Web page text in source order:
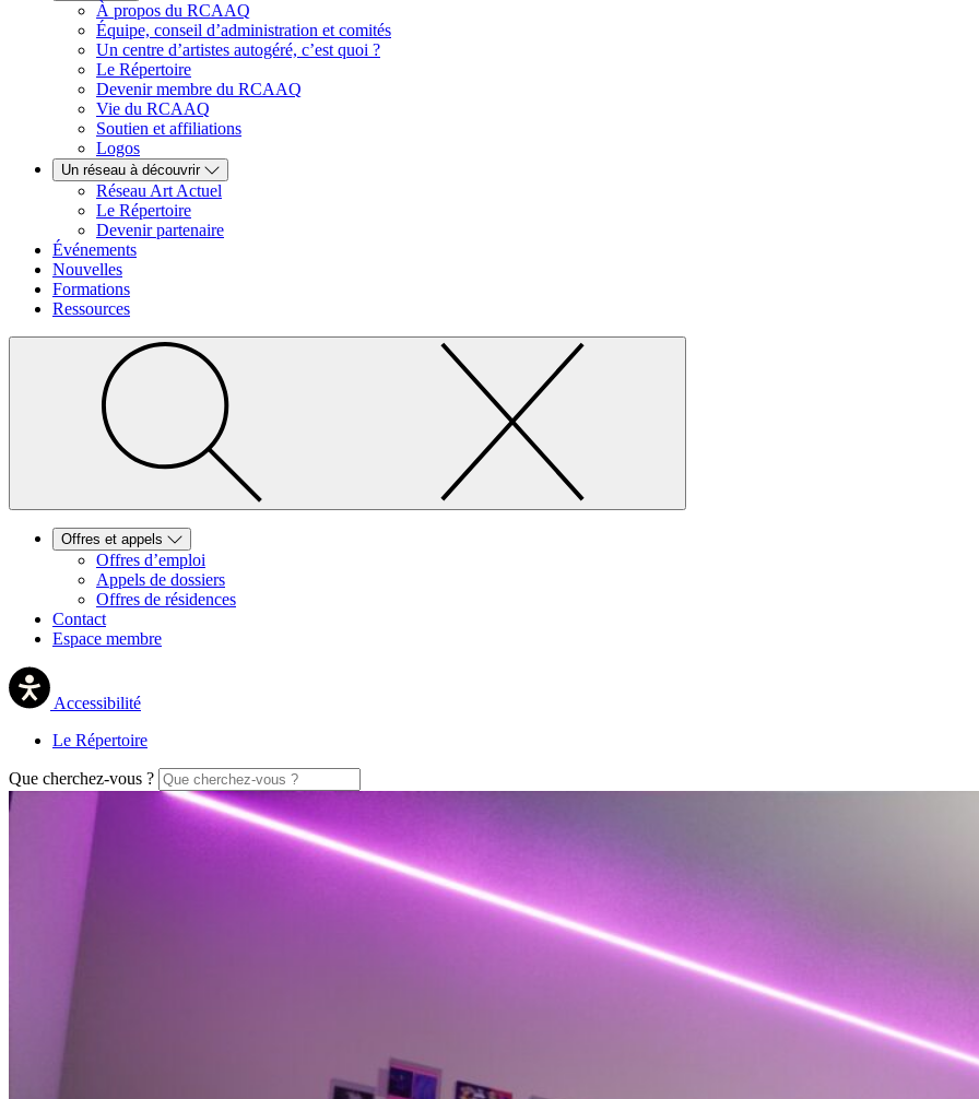
À propos du RCAAQ
Équipe, conseil d’administration et comités
Un centre d’artistes autogéré, c’est quoi ?
Le Répertoire
Devenir membre du RCAAQ
Vie du RCAAQ
Soutien et affiliations
Logos
Un réseau à découvrir
Réseau Art Actuel
Le Répertoire
Devenir partenaire
Événements
Nouvelles
Formations
Ressources
Offres et appels
Offres d’emploi
Appels de dossiers
Offres de résidences
Contact
Espace membre
Accessibilité
Le Répertoire
Que cherchez-vous ?